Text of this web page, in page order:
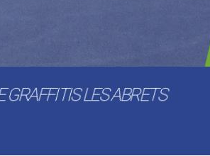
GRAFFITIS LES ABRETS